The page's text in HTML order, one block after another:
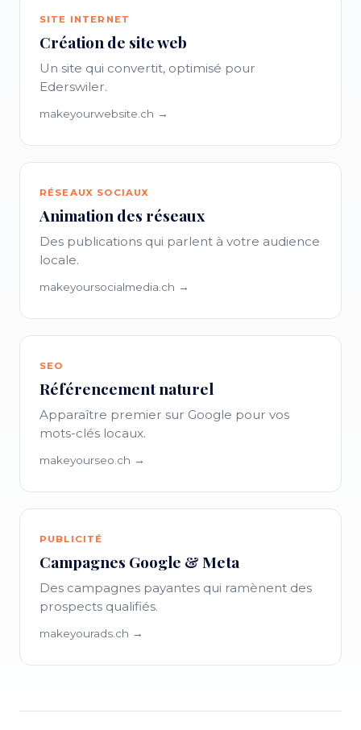
SITE INTERNET
Création de site web
Un site qui convertit, optimisé pour
Ederswiler.
makeyourwebsite.ch →
RÉSEAUX SOCIAUX
Animation des réseaux
Des publications qui parlent à votre audience
locale.
makeyoursocialmedia.ch →
SEO
Référencement naturel
Apparaître premier sur Google pour vos
mots-clés locaux.
makeyourseo.ch →
PUBLICITÉ
Campagnes Google & Meta
Des campagnes payantes qui ramènent des
prospects qualifiés.
makeyourads.ch →